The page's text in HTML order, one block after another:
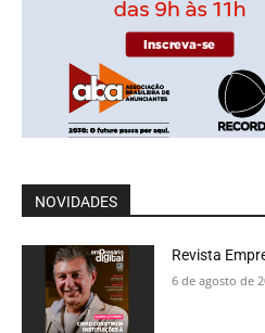
NOVIDADES
Revista
6 de agosto de